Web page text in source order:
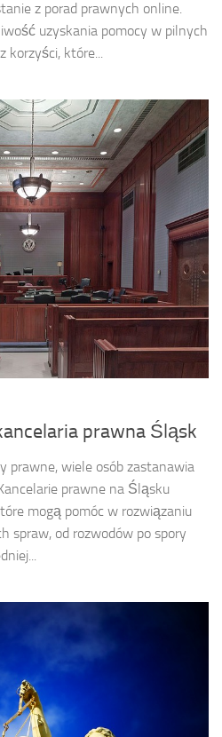
z porad prawnych online.
uzyskania pomocy w pilnych
korzyści, które...
prawna Śląsk
prawne, wiele osób zastanawia
prawne na Śląsku
mogą pomóc w rozwiązaniu
spraw, od rozwodów po spory